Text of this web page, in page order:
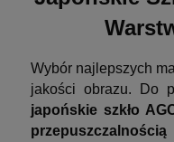
Wybór najlepszych
jakości obrazu. Do
japońskie szkło
przepuszczalnością